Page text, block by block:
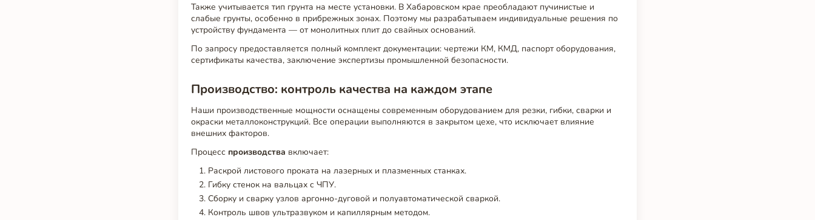
Также учитывается тип грунта на месте установки. В Хабаровском крае преобладают пучинистые и
слабые грунты, особенно в прибрежных зонах. Поэтому мы разрабатываем индивидуальные решения по
устройству фундамента — от монолитных плит до свайных оснований.
По запросу предоставляется полный комплект документации: чертежи КМ, КМД, паспорт оборудования,
сертификаты качества, заключение экспертизы промышленной безопасности.
Производство: контроль качества на каждом этапе
Наши производственные мощности оснащены современным оборудованием для резки, гибки, сварки и
окраски металлоконструкций. Все операции выполняются в закрытом цехе, что исключает влияние
внешних факторов.
Процесс производства включает:
Раскрой листового проката на лазерных и плазменных станках.
Гибку стенок на вальцах с ЧПУ.
Сборку и сварку узлов аргонно-дуговой и полуавтоматической сваркой.
Контроль швов ультразвуком и капиллярным методом.